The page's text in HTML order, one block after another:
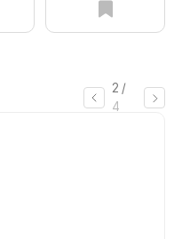
3 /
4
참여하고, 2억원 상당 에어